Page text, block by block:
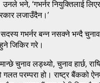
भने, ‘गभर्नर नियुक्तिलाई
लजाउँदैन।’
गभर्नर बन्न नसक्ने भन्दै
जिकिर गरे।
चुनाव लड्थ्यो, चुनाव हार्छ,
परम्परा हो। राष्ट्र बैंकको